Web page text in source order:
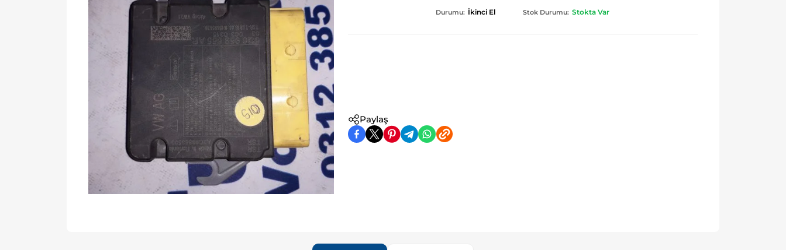
Durumu: İkinci El Stok Durumu: Stokta Var
Paylaş